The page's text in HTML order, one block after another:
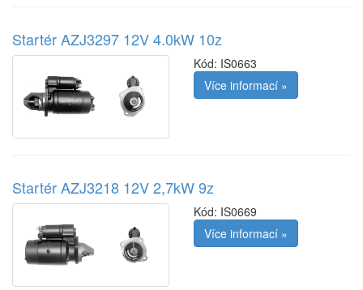
Startér AZJ3297 12V 4.0kW 10z
Kód: IS0663
Více informací »
Startér AZJ3218 12V 2,7kW 9z
Kód: IS0669
Více informací »